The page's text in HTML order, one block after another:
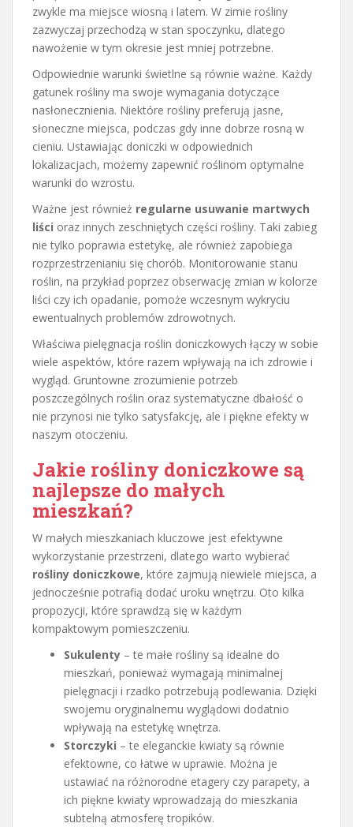
zwykle ma miejsce wiosną i latem. W zimie rośliny
zazwyczaj przechodzą w stan spoczynku, dlatego
nawożenie w tym okresie jest mniej potrzebne.
Odpowiednie warunki świetlne są równie ważne. Każdy
gatunek rośliny ma swoje wymagania dotyczące
nasłonecznienia. Niektóre rośliny preferują jasne,
słoneczne miejsca, podczas gdy inne dobrze rosną w
cieniu. Ustawiając doniczki w odpowiednich
lokalizacjach, możemy zapewnić roślinom optymalne
warunki do wzrostu.
Ważne jest również regularne usuwanie martwych
liści oraz innych zeschniętych części rośliny. Taki zabieg
nie tylko poprawia estetykę, ale również zapobiega
rozprzestrzenianiu się chorób. Monitorowanie stanu
roślin, na przykład poprzez obserwację zmian w kolorze
liści czy ich opadanie, pomoże wczesnym wykryciu
ewentualnych problemów zdrowotnych.
Właściwa pielęgnacja roślin doniczkowych łączy w sobie
wiele aspektów, które razem wpływają na ich zdrowie i
wygląd. Gruntowne zrozumienie potrzeb
poszczególnych roślin oraz systematyczne dbałość o
nie przynosi nie tylko satysfakcję, ale i piękne efekty w
naszym otoczeniu.
Jakie rośliny doniczkowe są
najlepsze do małych
mieszkań?
W małych mieszkaniach kluczowe jest efektywne
wykorzystanie przestrzeni, dlatego warto wybierać
rośliny doniczkowe, które zajmują niewiele miejsca, a
jednocześnie potrafią dodać uroku wnętrzu. Oto kilka
propozycji, które sprawdzą się w każdym
kompaktowym pomieszczeniu.
Sukulenty – te małe rośliny są idealne do
mieszkań, ponieważ wymagają minimalnej
pielęgnacji i rzadko potrzebują podlewania. Dzięki
swojemu oryginalnemu wyglądowi dodatnio
wpływają na estetykę wnętrza.
Storczyki – te eleganckie kwiaty są równie
efektowne, co łatwe w uprawie. Można je
ustawiać na różnorodne etagery czy parapety, a
ich piękne kwiaty wprowadzają do mieszkania
subtelną atmosferę tropików.